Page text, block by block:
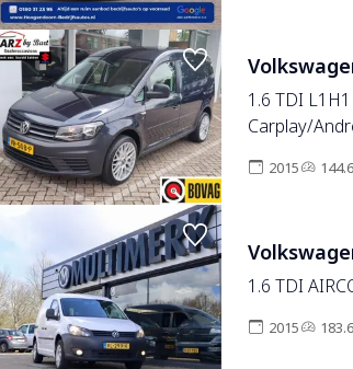
1.6 TDI
Carplay/
2015
1.6 TDI
2015